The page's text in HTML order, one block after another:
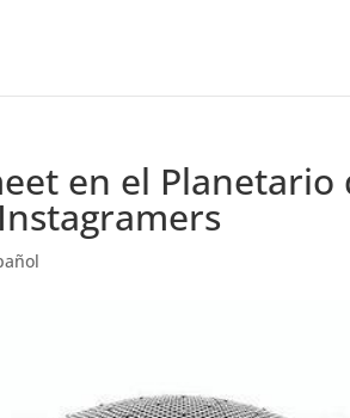
en el Planetario